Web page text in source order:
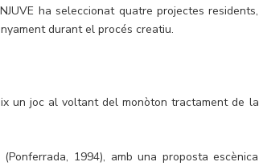
ha seleccionat quatre projectes residents,
durant el procés creatiu.
un joc al voltant del monòton tractament de la
(Ponferrada, 1994), amb una proposta escènica